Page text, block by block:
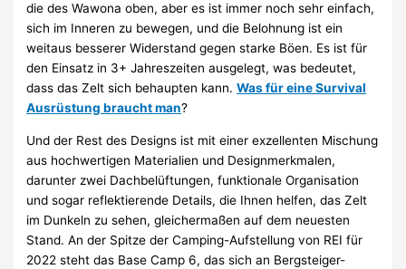
die des Wawona oben, aber es ist immer noch sehr einfach,
sich im Inneren zu bewegen, und die Belohnung ist ein
weitaus besserer Widerstand gegen starke Böen. Es ist für
den Einsatz in 3+ Jahreszeiten ausgelegt, was bedeutet,
dass das Zelt sich behaupten kann.Was für eine Survival
Ausrüstung braucht man?
Und der Rest des Designs ist mit einer exzellenten Mischung
aus hochwertigen Materialien und Designmerkmalen,
darunter zwei Dachbelüftungen, funktionale Organisation
und sogar reflektierende Details, die Ihnen helfen, das Zelt
im Dunkeln zu sehen, gleichermaßen auf dem neuesten
Stand. An der Spitze der Camping-Aufstellung von REI für
2022 steht das Base Camp 6, das sich an Bergsteiger-